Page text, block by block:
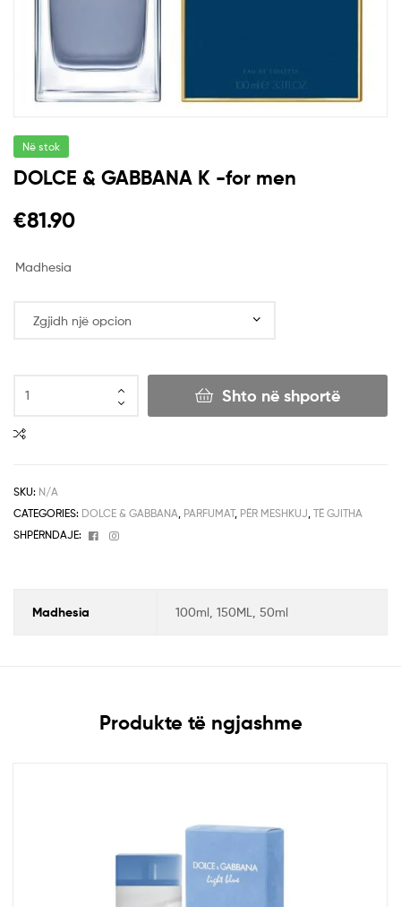
Në stok
DOLCE & GABBANA K -for men
€81.90
Madhesia
Shto në shportë
SKU: N/A
CATEGORIES: DOLCE & GABBANA, PARFUMAT, PËR MESHKUJ, TË GJITHA
SHPËRNDAJE:
Facebook
Instagram
Madhesia 100ml, 150ML, 50ml
Produkte të ngjashme